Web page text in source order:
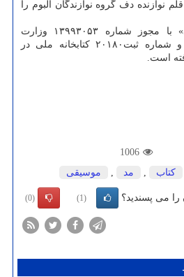
نوازنده دف گروه نوازندگان آلبوم را
شماره ۱۳۹۹۳۰۵۳ وزارت
و ارشاد اسلامی و شماره ثبت۲۰۱۸۰ کتابخانه ملی در
است.
1006
كتاب مد موسیقی
می پسندید؟ (1)
(0)